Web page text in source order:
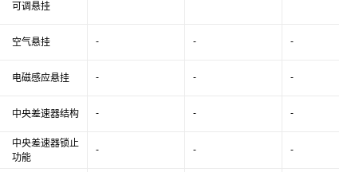
可调悬挂
空气悬挂
电磁感应悬挂
中央差速器结构
中央差速器锁止
功能
- - -
- - -
- - -
- - -